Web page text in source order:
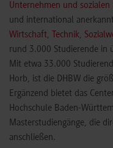
Unternehmen und sozialen
und international
Wirtschaft, Technik,
rund 3.000 Studierende in
Mit etwa 33.000
Horb, ist die DHBW die
Ergänzend bietet das
Hochschule Baden-
Masterstudiengänge, die
anschließen.